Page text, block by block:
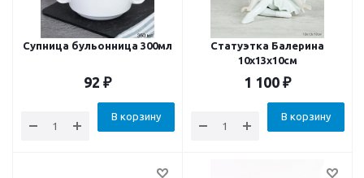
Супница бульонница 300мл
92 ₽
В корзину
Статуэтка Балерина
10х13х10см
1 100 ₽
В корзину